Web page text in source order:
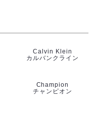
Calvin Klein
カルバンクライン
Champion
チャンピオン